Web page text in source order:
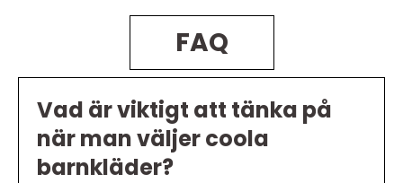
FAQ
Vad är viktigt att tänka på
när man väljer coola
barnkläder?